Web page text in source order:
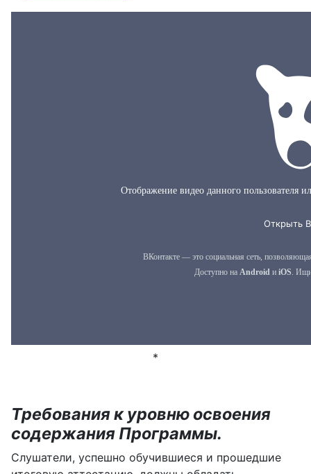
*
Требования к уровню освоения
содержания Программы.
Слушатели, успешно обучившиеся и прошедшие